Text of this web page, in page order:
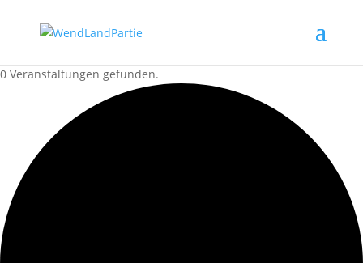
0 Veranstaltungen gefunden.